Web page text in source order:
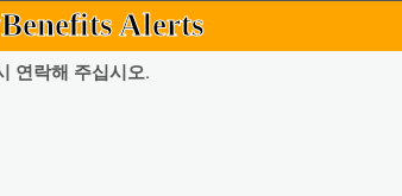
Alerts
연락해 주십시오.